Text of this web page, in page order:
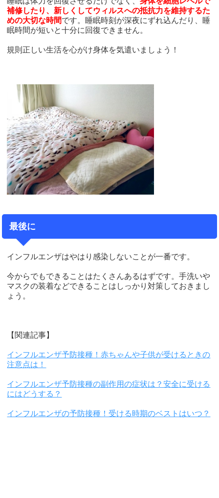
補修したり、新しくしてウィルスへの抵抗力を維持するた
めの大切な時間です。睡眠時刻が深夜にずれ込んだり、睡
眠時間が短いと十分に回復できません。
規則正しい生活を心がけ身体を気遣いましょう！
最後に
インフルエンザはやはり感染しないことが一番です。
今からでもできることはたくさんあるはずです。手洗いや
マスクの装着などできることはしっかり対策しておきまし
ょう。
【関連記事】
インフルエンザ予防接種！赤ちゃんや子供が受けるときの
注意点は！
インフルエンザ予防接種の副作用の症状は？安全に受ける
にはどうする？
インフルエンザの予防接種！受ける時期のベストはいつ？